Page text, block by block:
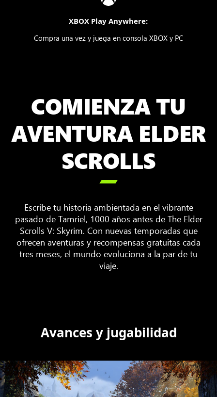
XBOX Play Anywhere:
Compra una vez y juega en consola XBOX y PC
COMIENZA TU
AVENTURA ELDER
SCROLLS

Escribe tu historia ambientada en el vibrante
pasado de Tamriel, 1000 años antes de The Elder
Scrolls V: Skyrim. Con nuevas temporadas que
ofrecen aventuras y recompensas gratuitas cada
tres meses, el mundo evoluciona a la par de tu
viaje.
Avances y jugabilidad